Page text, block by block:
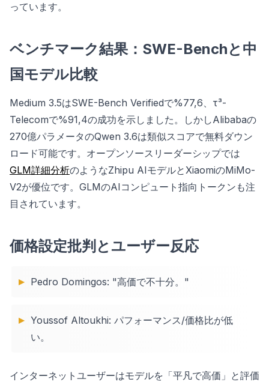
っています。
ベンチマーク結果：SWE-Benchと中
国モデル比較
Medium 3.5はSWE-Bench Verifiedで%77,6、τ³-
Telecomで%91,4の成功を示しました。しかしAlibabaの
270億パラメータのQwen 3.6は類似スコアで無料ダウン
ロード可能です。オープンソースリーダーシップでは
GLM詳細分析のようなZhipu AIモデルとXiaomiのMiMo-
V2が優位です。GLMのAIコンピュート指向トークンも注
目されています。
価格設定批判とユーザー反応
Pedro Domingos: "高価で不十分。"
Youssof Altoukhi: パフォーマンス/価格比が低
い。
インターネットユーザーはモデルを「平凡で高価」と評価